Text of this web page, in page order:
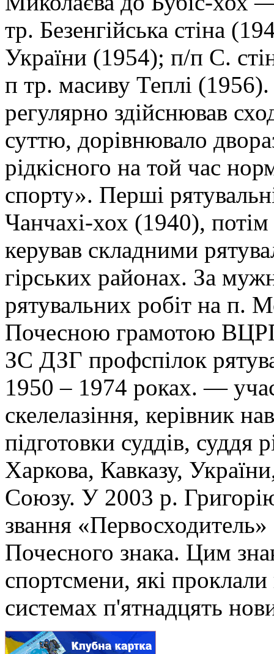
тр. Безенгійська стіна
України (1954); п/п С.
п тр. масиву Теплі
регулярно здійснював
суттю, дорівнювало
рідкісного на той час
спорту». Перші
Чанчахі-хох (1940), потім
керував складними
гірських районах. За
рятувальних робіт на п.
Почесною грамотою
ЗС ДЗГ профспілок
1950 – 1974 роках. —
скелелазіння, керівник
підготовки суддів, суддя
Харкова, Кавказу,
Союзу. У 2003 р.
звання
Почесного знака. Цим
спортсмени, які
системах п'ятнадцять